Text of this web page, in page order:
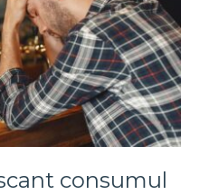
consumul